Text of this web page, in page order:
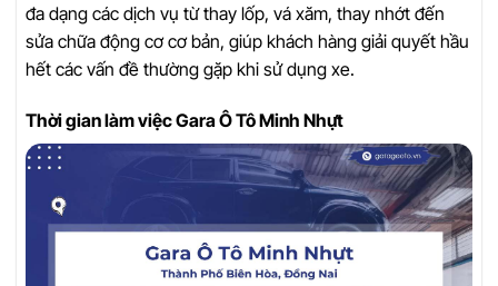
đa dạng các dịch vụ từ thay lốp, vá xăm, thay nhớt đến
sửa chữa động cơ cơ bản, giúp khách hàng giải quyết hầu
hết các vấn đề thường gặp khi sử dụng xe.
Thời gian làm việc Gara Ô Tô Minh Nhựt